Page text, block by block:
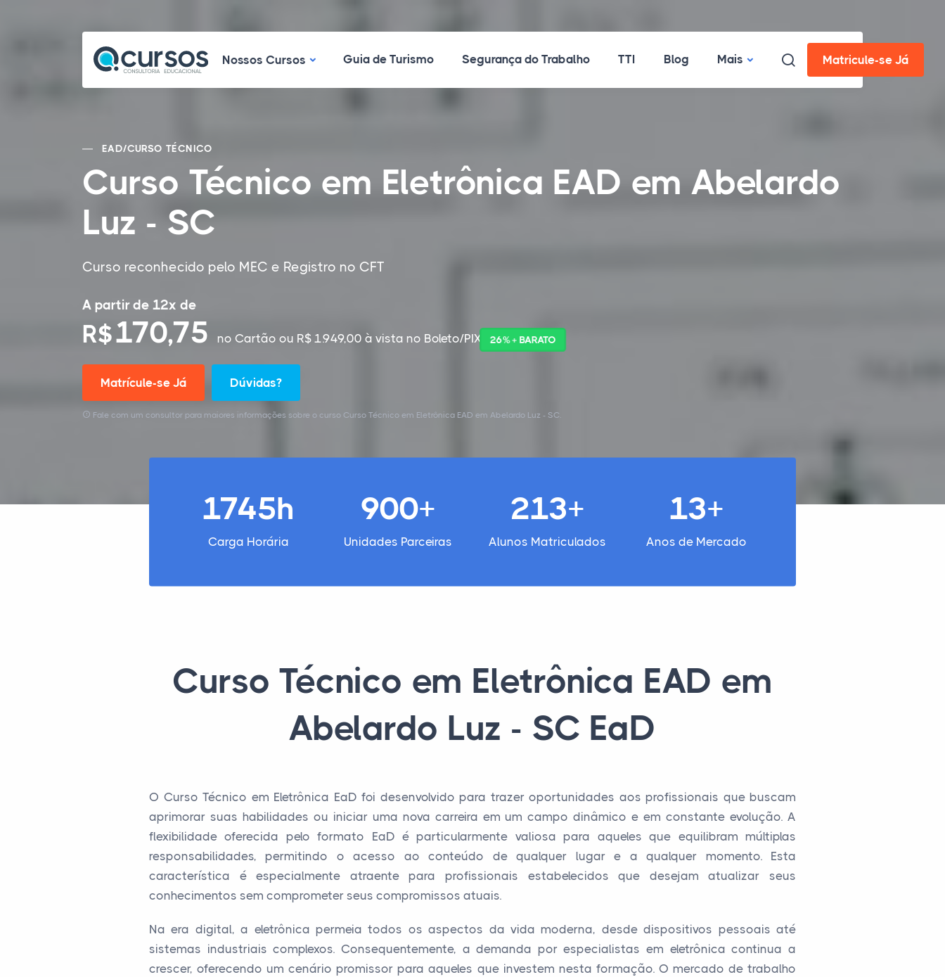
Nossos CursosNossos Cursos
Guia de Turismo Segurança do Trabalho TTI Blog Mais Matricule-se Já
EAD/CURSO TÉCNICO
Curso Técnico em Eletrônica EAD em Abelardo
Luz - SC
Curso reconhecido pelo MEC e Registro no CFT
A partir de 12x de
R$170,75 no Cartão ou R$ 1.949,00 à vista no Boleto/PIX 26% + BARATO
Matrícule-se Já Dúvidas?
Fale com um consultor para maiores informações sobre o curso Curso Técnico em Eletrônica EAD em Abelardo Luz - SC.
1745h
Carga Horária
900+
Unidades Parceiras
213+
Alunos Matriculados
13+
Anos de Mercado
Curso Técnico em Eletrônica EAD em
Abelardo Luz - SC EaD
O Curso Técnico em Eletrônica EaD foi desenvolvido para trazer oportunidades aos profissionais que buscam
aprimorar suas habilidades ou iniciar uma nova carreira em um campo dinâmico e em constante evolução. A
flexibilidade oferecida pelo formato EaD é particularmente valiosa para aqueles que equilibram múltiplas
responsabilidades, permitindo o acesso ao conteúdo de qualquer lugar e a qualquer momento. Esta
característica é especialmente atraente para profissionais estabelecidos que desejam atualizar seus
conhecimentos sem comprometer seus compromissos atuais.
Na era digital, a eletrônica permeia todos os aspectos da vida moderna, desde dispositivos pessoais até
sistemas industriais complexos. Consequentemente, a demanda por especialistas em eletrônica continua a
crescer, oferecendo um cenário promissor para aqueles que investem nesta formação. O mercado de trabalho